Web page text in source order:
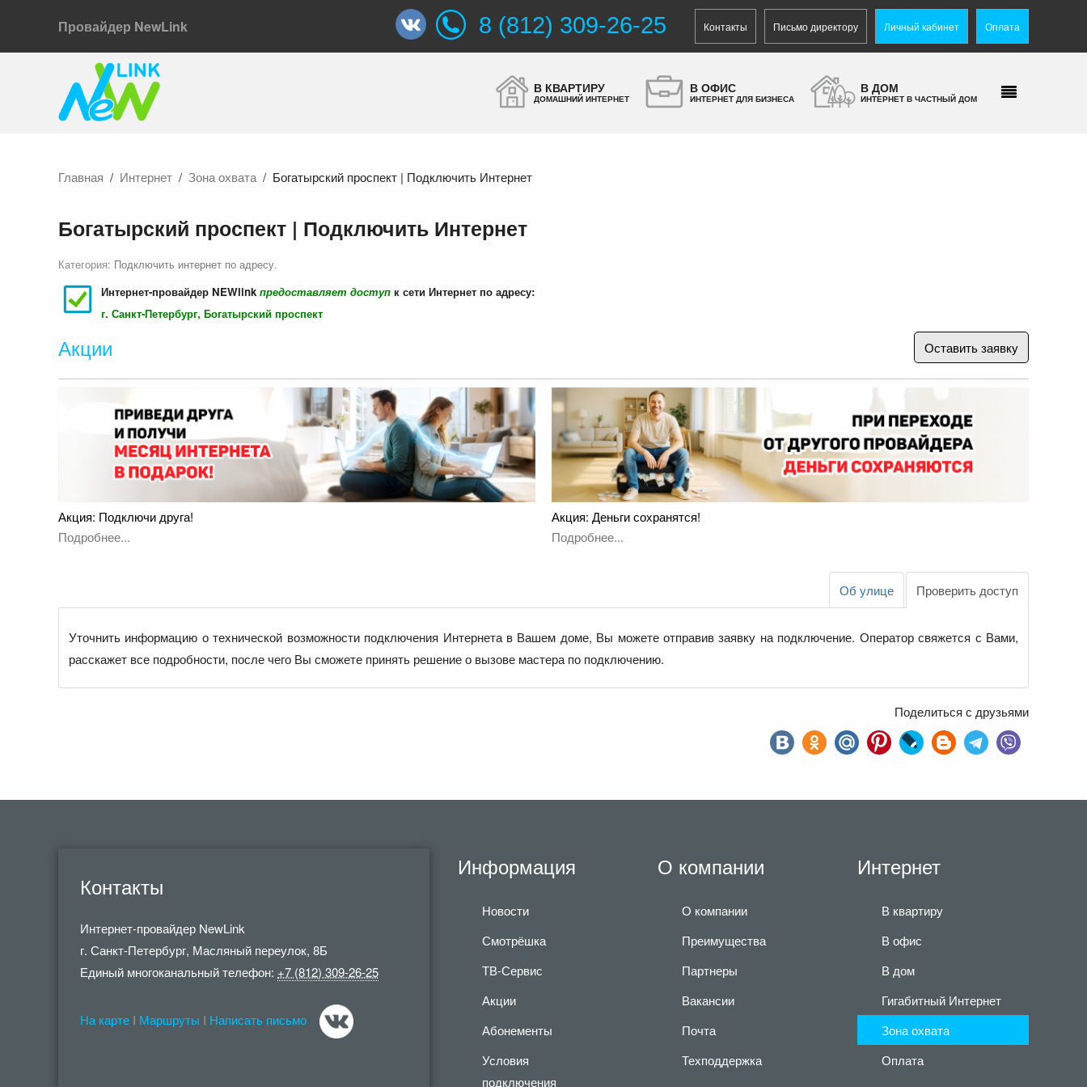
Провайдер NewLink Контакты Письмо директору Личный кабинет Оплата
8 (812) 309-26-25
В КВАРТИРУ
ДОМАШНИЙ ИНТЕРНЕТ
В ОФИС
ИНТЕРНЕТ ДЛЯ БИЗНЕСА
В ДОМ
ИНТЕРНЕТ В ЧАСТНЫЙ ДОМ
Главная Интернет Зона охвата Богатырский проспект | Подключить Интернет
Богатырский проспект | Подключить Интернет
Категория: Подключить интернет по адресу.
Интернет-провайдер NEWlink предоставляет доступ к сети Интернет по адресу:
г. Санкт-Петербург, Богатырский проспект
Акции Оставить заявку
Акция: Подключи друга!
Подробнее...
Акция: Деньги сохранятся!
Подробнее...
Проверить доступ
Об улице
Уточнить информацию о технической возможности подключения Интернета в Вашем доме, Вы можете отправив заявку на подключение. Оператор свяжется с Вами,
расскажет все подробности, после чего Вы сможете принять решение о вызове мастера по подключению.
Поделиться с друзьями
Контакты
Интернет-провайдер NewLink
г. Санкт-Петербург, Масляный переулок, 8Б
Единый многоканальный телефон: +7 (812) 309-26-25
На карте I Маршруты I Написать письмо
Информация
Новости
Смотрёшка
ТВ-Сервис
Акции
Абонементы
Условия
подключения
О компании
О компании
Преимущества
Партнеры
Вакансии
Почта
Техподдержка
Интернет
В квартиру
В офис
В дом
Гигабитный Интернет
Зона охвата
Оплата